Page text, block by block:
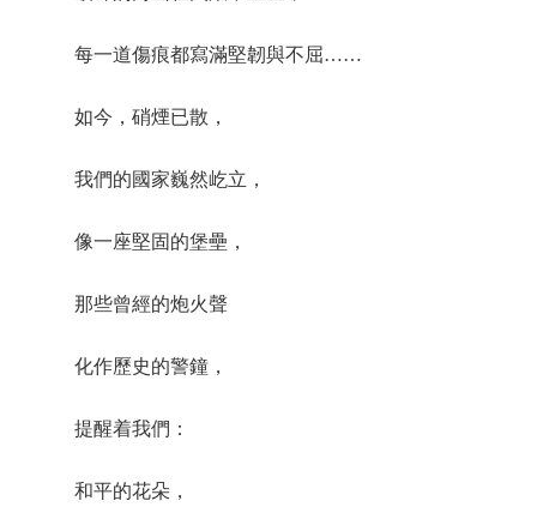
每一道傷痕都寫滿堅韌與不屈……
如今，硝煙已散，
我們的國家巍然屹立，
像一座堅固的堡壘，
那些曾經的炮火聲
化作歷史的警鐘，
提醒着我們：
和平的花朵，